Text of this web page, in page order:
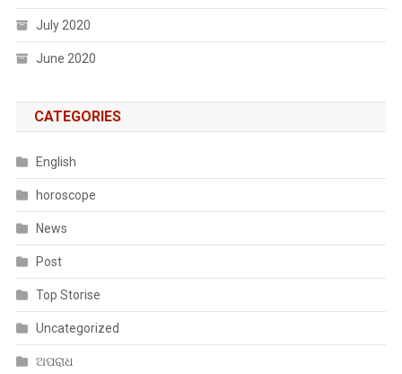
July 2020
June 2020
CATEGORIES
English
horoscope
News
Post
Top Storise
Uncategorized
ଅପରାଧ